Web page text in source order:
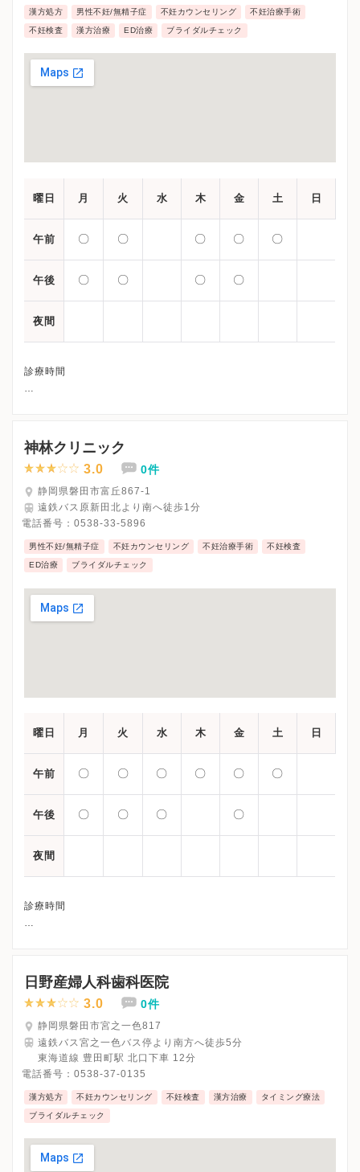
漢方処方 男性不妊/無精子症 不妊カウンセリング 不妊治療手術
不妊検査 漢方治療 ED治療 ブライダルチェック
曜日 月 火 水 木 金 土 日
午前 〇 〇 〇 〇 〇
午後 〇 〇 〇 〇
夜間
診療時間
神林クリニック
3.0 0件
静岡県磐田市富丘867-1
遠鉄バス原新田北より南へ徒歩1分
電話番号： 0538-33-5896
男性不妊/無精子症 不妊カウンセリング 不妊治療手術 不妊検査
ED治療 ブライダルチェック
曜日 月 火 水 木 金 土 日
午前 〇 〇 〇 〇 〇 〇
午後 〇 〇 〇 〇
夜間
診療時間
日野産婦人科歯科医院
3.0 0件
静岡県磐田市宮之一色817
遠鉄バス宮之一色バス停より南方へ徒歩5分
東海道線 豊田町駅 北口下車 12分
電話番号： 0538-37-0135
漢方処方 不妊カウンセリング 不妊検査 漢方治療 タイミング療法
ブライダルチェック